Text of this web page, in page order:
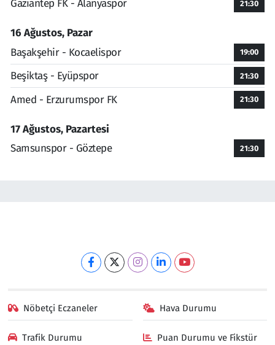
Gaziantep FK - Alanyaspor 21:30
16 Ağustos, Pazar
Başakşehir - Kocaelispor
19:00
Beşiktaş - Eyüpspor 21:30
Amed - Erzurumspor FK 21:30
17 Ağustos, Pazartesi
Samsunspor - Göztepe
21:30
Nöbetçi Eczaneler Hava Durumu
Trafik Durumu Puan Durumu ve Fikstür